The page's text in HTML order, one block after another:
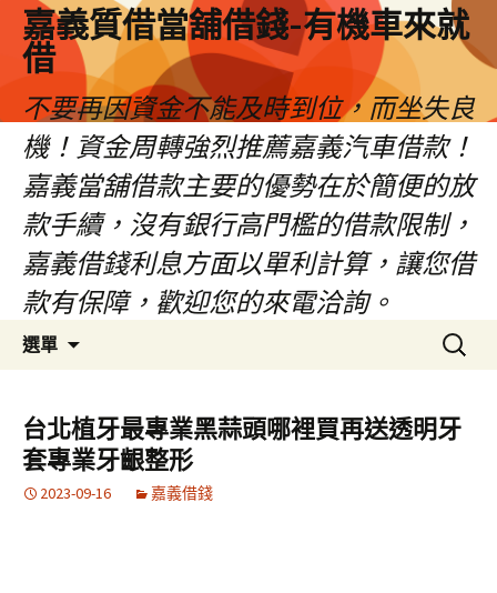
嘉義質借當舖借錢-有機車來就
借
不要再因資金不能及時到位，而坐失良
機！資金周轉強烈推薦嘉義汽車借款！
嘉義當舖借款主要的優勢在於簡便的放
款手續，沒有銀行高門檻的借款限制，
嘉義借錢利息方面以單利計算，讓您借
款有保障，歡迎您的來電洽詢。
選單
容
區
搜
尋
鍵
字:
台北植牙最專業黑蒜頭哪裡買再送透明牙
套專業牙齦整形
2023-09-16 嘉義借錢